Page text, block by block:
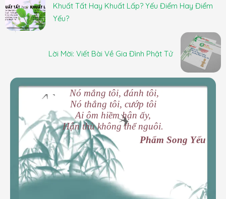
Khuất Tất Hay Khuất Lấp? Yếu Điểm Hay Điểm
Yếu?
Lời Mời: Viết Bài Về Gia Đình Phật Tử
Nó mắng tôi, đánh tôi,
Nó thắng tôi, cướp tôi
Ai ôm hiềm hận ấy,
Hận thù không thể nguôi.
Phẩm Song Yếu